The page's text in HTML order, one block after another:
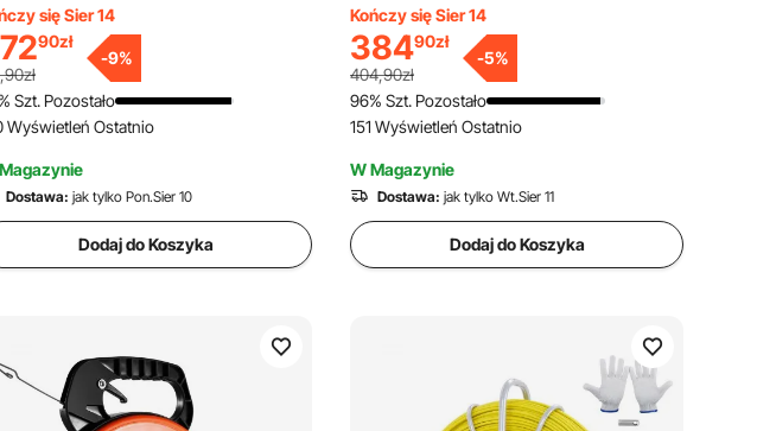
do kołowrotka Uchwyt
Metalowe głowice ciągnące
wędkarska -40°C do +80°C
w ciągnięciu Taśma ciągnąca
ciągnąca
się Sier 14
90zł
-9%
Szt. Pozostało
Wyświetleń Ostatnio
Dostawa: jak tylko Pon.Sier 10
Dodaj do Koszyka
stojakiem, pomoc w przeciąganiu kabla
z oznaczeniami, nawlekacz kabla,
narzędzie do przeciągania kabli do ścian
i rur instalacji elektrycznych,
nieprzewodzące
Kończy się Sier 14
38490zł
404,90zł
-5%
96% Szt. Pozostało
151 Wyświetleń Ostatnio
W Magazynie
Dostawa: jak tylko Wt.Sier 11
Dodaj do Koszyka